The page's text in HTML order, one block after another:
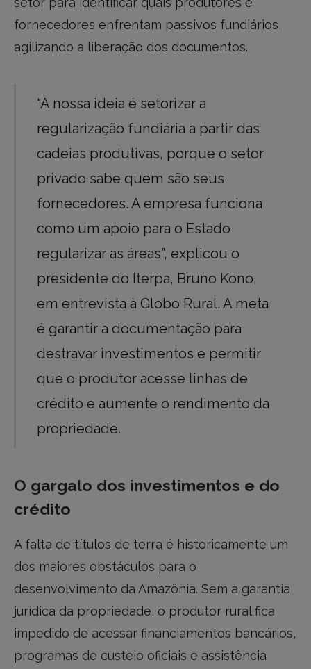
fornecedores enfrentam passivos fundiários,
agilizando a liberação dos documentos.
“A nossa ideia é setorizar a
regularização fundiária a partir das
cadeias produtivas, porque o setor
privado sabe quem são seus
fornecedores. A empresa funciona
como um apoio para o Estado
regularizar as áreas”, explicou o
presidente do Iterpa, Bruno Kono,
em entrevista à Globo Rural. A meta
é garantir a documentação para
destravar investimentos e permitir
que o produtor acesse linhas de
crédito e aumente o rendimento da
propriedade.
O gargalo dos investimentos e do
crédito
A falta de títulos de terra é historicamente um
dos maiores obstáculos para o
desenvolvimento da Amazônia. Sem a garantia
jurídica da propriedade, o produtor rural fica
impedido de acessar financiamentos bancários,
programas de custeio oficiais e assistência